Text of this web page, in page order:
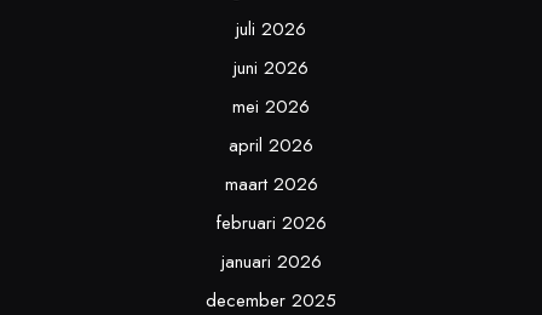
juli 2026
juni 2026
mei 2026
april 2026
maart 2026
februari 2026
januari 2026
december 2025